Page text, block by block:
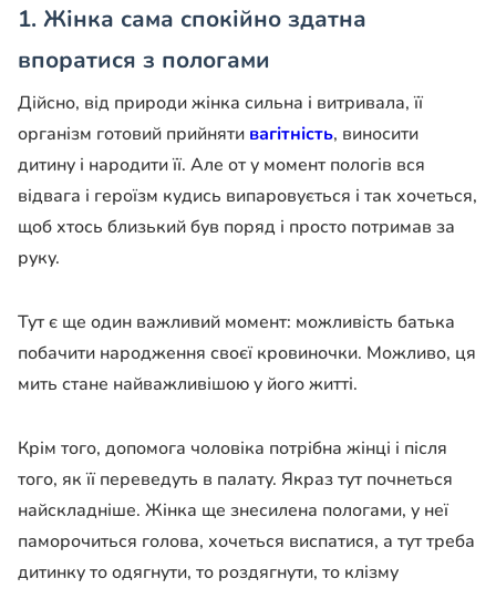
1. Жінка сама спокійно здатна
впоратися з пологами
Дійсно, від природи жінка сильна і витривала, її
організм готовий прийняти вагітність, виносити
дитину і народити її. Але от у момент пологів вся
відвага і героїзм кудись випаровується і так хочеться,
щоб хтось близький був поряд і просто потримав за
руку.
Тут є ще один важливий момент: можливість батька
побачити народження своєї кровиночки. Можливо, ця
мить стане найважливішою у його житті.
Крім того, допомога чоловіка потрібна жінці і після
того, як її переведуть в палату. Якраз тут почнеться
найскладніше. Жінка ще знесилена пологами, у неї
паморочиться голова, хочеться виспатися, а тут треба
дитинку то одягнути, то роздягнути, то клізму